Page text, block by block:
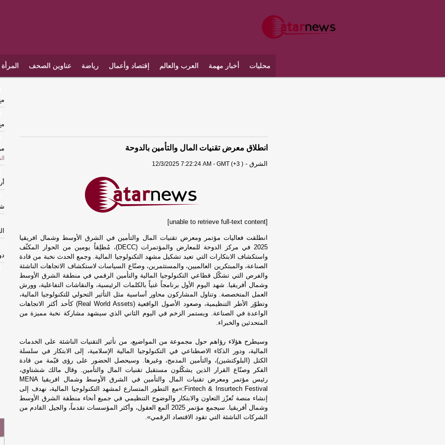
محليات أخبار مهمة العرب والعالم إقتصاد وأعمال رياضة عناوين الصحف
انطلاق معرض تقنيات المال والتأمين بالدوحة
الشرق -
12/3/2025 7:22:24 AM - GMT (+3 )
[unable to retrieve full-text content]
انطلقت فعاليات مؤتمر ومعرض تقنيات المال والتأمين في الشرق الأوسط وشمال افريقيا
2025 في مركز الدوحة للمعارض والمؤتمرات (DECC)، مُطلِقاً يومين من الحوار المكثّف
واستكشاف الابتكارات التي تعيد تشكيل مشهد التكنولوجيا المالية. وجمع الحدث نخبة من قادة
الصناعة، والمبتكرين العالميين، والمستثمرين، وصنّاع السياسات لاستكشاف الاتجاهات الناشئة
والفرص التي تشكّل قطاعي التكنولوجيا المالية والتأمين الرقمي في منطقة الشرق الأوسط
وشمال أفريقيا. شهد اليوم الأول برنامجاً غنياً بالكلمات الرئيسية، والنقاشات التفاعلية، وورش
العمل المتخصصة. وتناول المشاركون محاور أساسية مثل التأثير التحولي للتكنولوجيا المالية،
وتطوّر الأطر التنظيمية، وصعود الأصول الواقعية (Real World Assets) كأحد أكثر الاتجاهات
الواعدة في الصناعة. ويستمر الزخم في اليوم الثاني الذي سيشهد مشاركة نخبة مميزة من
المتحدثين والخبراء.
وسيطرح هؤلاء رؤاهم حول مجموعة من المواضيع، من تأثير التقنيات الناشئة على الخدمات
المالية، ودور الذكاء الاصطناعي في التكنولوجيا المالية الإسلامية، إلى الابتكار في سلسلة
الكتل (البلوكتشين)، والتأمين المدمج، وغيرها. وسيحصل الحضور على رؤى قيّمة من قادة
الفكر وصنّاع القرار الذين يشكّلون مستقبل تقنيات المال والتأمين. وقال مالك ششتاوي،
رئيس مؤتمر ومعرض تقنيات المال والتأمين في الشرق الأوسط وشمال افريقيا MENA
Fintech & Insurtech Festival:»مع التطور المتسارع لمشهد التكنولوجيا المالية، نهدف إلى
إنشاء منصة تُعزّز التعاون والابتكار والوضوح التنظيمي في جميع أنحاء منطقة الشرق الأوسط
وشمال أفريقيا. سيجمع مؤتمر 2025 ألمع العقول، وأكثر المؤسسات تقدماً، والجيل القادم من
الشركات الناشئة التي تقود الاقتصاد الرقمي».